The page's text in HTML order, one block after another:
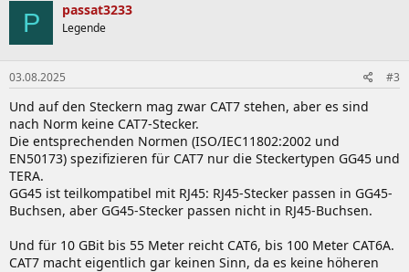
P passat3233
Legende
03.08.2025 #3
Und auf den Steckern mag zwar CAT7 stehen, aber es sind
nach Norm keine CAT7-Stecker.
Die entsprechenden Normen (ISO/IEC11802:2002 und
EN50173) spezifizieren für CAT7 nur die Steckertypen GG45 und
TERA.
GG45 ist teilkompatibel mit RJ45: RJ45-Stecker passen in GG45-
Buchsen, aber GG45-Stecker passen nicht in RJ45-Buchsen.
Und für 10 GBit bis 55 Meter reicht CAT6, bis 100 Meter CAT6A.
CAT7 macht eigentlich gar keinen Sinn, da es keine höheren